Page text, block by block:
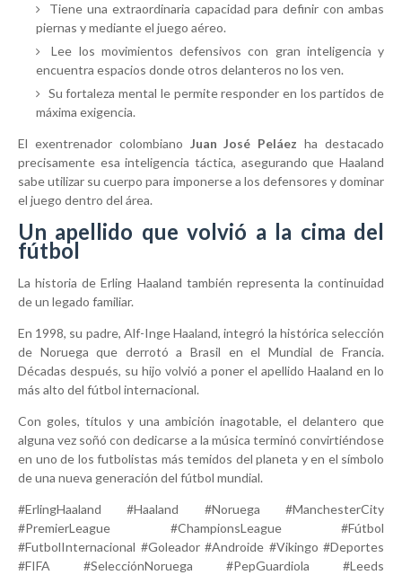
Tiene una extraordinaria capacidad para definir con ambas
piernas y mediante el juego aéreo.
Lee los movimientos defensivos con gran inteligencia y
encuentra espacios donde otros delanteros no los ven.
Su fortaleza mental le permite responder en los partidos de
máxima exigencia.
El exentrenador colombiano Juan José Peláez ha destacado
precisamente esa inteligencia táctica, asegurando que Haaland
sabe utilizar su cuerpo para imponerse a los defensores y dominar
el juego dentro del área.
Un apellido que volvió a la cima del
fútbol
La historia de Erling Haaland también representa la continuidad
de un legado familiar.
En 1998, su padre, Alf-Inge Haaland, integró la histórica selección
de Noruega que derrotó a Brasil en el Mundial de Francia.
Décadas después, su hijo volvió a poner el apellido Haaland en lo
más alto del fútbol internacional.
Con goles, títulos y una ambición inagotable, el delantero que
alguna vez soñó con dedicarse a la música terminó convirtiéndose
en uno de los futbolistas más temidos del planeta y en el símbolo
de una nueva generación del fútbol mundial.
#ErlingHaaland #Haaland #Noruega #ManchesterCity
#PremierLeague #ChampionsLeague #Fútbol
#FutbolInternacional #Goleador #Androide #Vikingo #Deportes
#FIFA #SelecciónNoruega #PepGuardiola #Leeds